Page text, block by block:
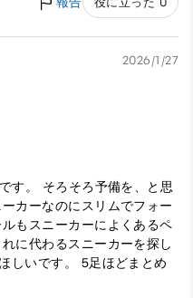
2026/1/27
す。 そろそろ予備を、と思
カーなのにスリムでフォー
もスニーカーによくあるペ
に代わるスニーカーを探し
しいです。 5足ほどまとめ